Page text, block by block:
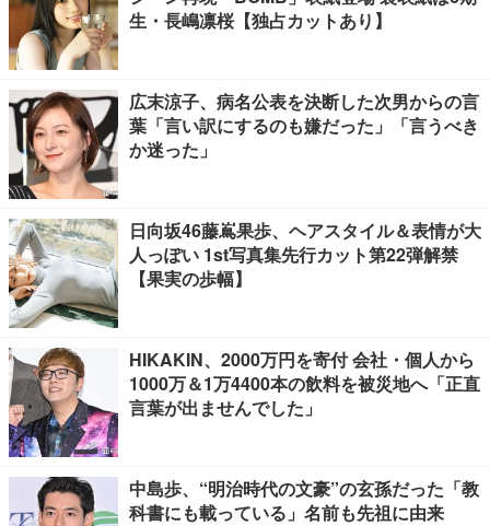
生・長嶋凛桜【独占カットあり】
広末涼子、病名公表を決断した次男からの言
葉「言い訳にするのも嫌だった」「言うべき
か迷った」
日向坂46藤嶌果歩、ヘアスタイル＆表情が大
人っぽい 1st写真集先行カット第22弾解禁
【果実の歩幅】
HIKAKIN、2000万円を寄付 会社・個人から
1000万＆1万4400本の飲料を被災地へ「正直
言葉が出ませんでした」
中島歩、“明治時代の文豪”の玄孫だった「教
科書にも載っている」名前も先祖に由来